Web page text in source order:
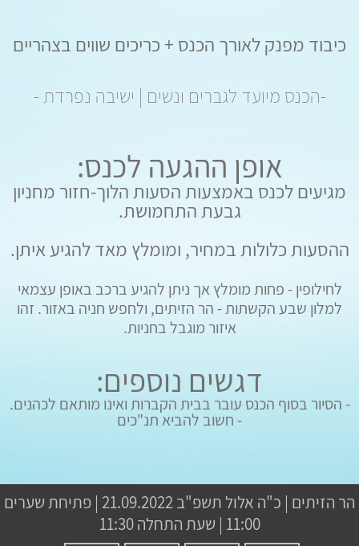
כיבוד מפנק לאורך הכנס + כריכים שווים בצהריים
-הכנס מיועד לגברים ונשים | ישיבה נפרדת -
אופן ההגעה לכנס:
מגיעים לכנס באמצעות הסעות הלוך-חזור מחניון
גבעת התחמושת.
ההסעות כלולות במחיר, ומומלץ מאד להגיע איתן.
לחילופין - פחות מומלץ אך ניתן להגיע ברכב באופן עצמאי
למלון שבע הקשתות - הר הזיתים, ולחפש חניה באזור. זהו
איזור מוגבל בחניות.
דגשים נוספים:
- הסיור בסוף הכנס עובר בבית הקברות ואינו מותאם לכהנים.
- חשוב להביא תנ"כים
הר הזיתים | כ"ה אלול תשפ"ב
21.09.2022 | פתיחת שערים
11:00 | שעת התחלה 11:30